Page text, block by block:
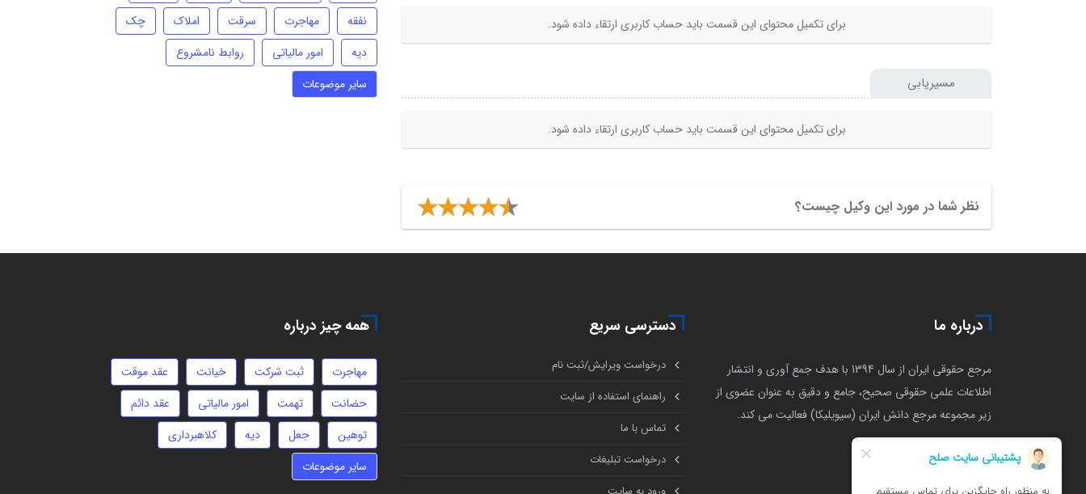
برای تکمیل محتوای این قسمت باید حساب کاربری ارتقاء داده شود.
مسیریابی
برای تکمیل محتوای این قسمت باید حساب کاربری ارتقاء داده شود.
نظر شما در مورد این وکیل چیست؟
نفقه
مهاجرت سرقت املاک
چک
دیه
امور مالیاتی
روابط نامشروع
سایر موضوعات
درباره ما
مرجع حقوقی ایران از سال 1394 با هدف جمع آوری و انتشار
اطلاعات علمی حقوقی صحیح، جامع و دقیق به عنوان عضوی از
زیر مجموعه مرجع دانش ایران (سیویلیکا) فعالیت می کند.
دسترسی سریع
درخواست ویرایش/ثبت نام
راهنمای استفاده از سایت
تماس با ما
درخواست تبلیغات
همه چیز درباره
مهاجرت ثبت شرکت خیانت
عقد موقت
حضانت
تهمت امور مالیاتی
عقد دائم
توهین
جعل دیه
کلاهبرداری
سایر موضوعات